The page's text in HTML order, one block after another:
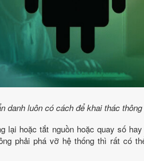
danh luôn có cách để khai thác
lại hoặc tắt nguồn hoặc quay số
phải phá vỡ hệ thống thì rất có